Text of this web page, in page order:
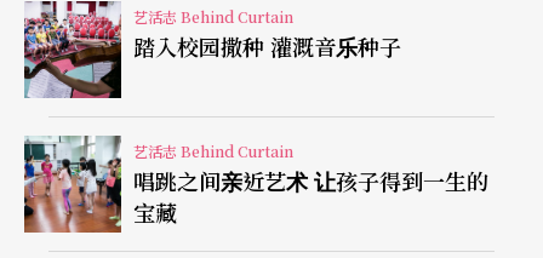
她们都在给群众握手，我在街中心负责指挥她
们。」
席间哄堂大笑，头戴皇冠的戴安娜也抿著嘴，但她
真在笑吗？
自己的丈夫表面在奉承她大受欢迎，只是「两个太
艺活志 Behind Curtain
踏入校园撒种 灌溉音乐种子
艺活志 Behind Curtain
唱跳之间亲近艺术 让孩子得到一生的
宝藏